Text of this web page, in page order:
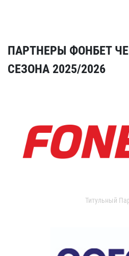
ПАРТНЕРЫ ФОНБЕТ
СЕЗОНА 2025/2026
Титульный